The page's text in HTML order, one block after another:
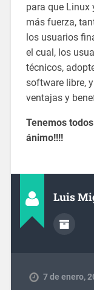
para que Linux
más fuerza,
los usuarios
el cual, los
técnicos,
software libre,
ventajas y
Tenemos
ánimo!!!!
Luis
7 de enero,